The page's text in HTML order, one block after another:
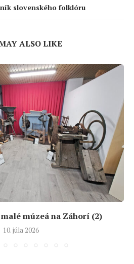
slovenského folklóru
ALSO LIKE
múzeá na Záhorí (2)
10. júla 2026